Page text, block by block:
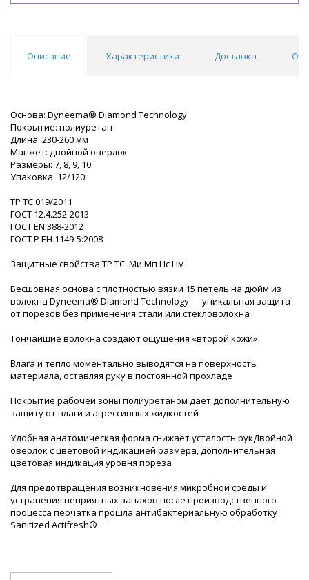
Описание Характеристики Доставка
Основа: Dyneema® Diamond Technology
Покрытие: полиуретан
Длина: 230-260 мм
Манжет: двойной оверлок
Размеры: 7, 8, 9, 10
Упаковка: 12/120
ТР ТС 019/2011
ГОСТ 12.4.252-2013
ГОСТ ЕN 388-2012
ГОСТ Р ЕН 1149-5:2008
Защитные свойства ТР ТС: Ми Мп Нс Нм
Бесшовная основа с плотностью вязки 15 петель на дюйм из
волокна Dyneema® Diamond Technology — уникальная защита
от порезов без применения стали или стекловолокна
Тончайшие волокна создают ощущения «второй кожи»
Влага и тепло моментально выводятся на поверхность
материала, оставляя руку в постоянной прохладе
Покрытие рабочей зоны полиуретаном дает дополнительную
защиту от влаги и агрессивных жидкостей
Удобная анатомическая форма снижает усталость рукДвойной
оверлок с цветовой индикацией размера, дополнительная
цветовая индикация уровня пореза
Для предотвращения возникновения микробной среды и
устранения неприятных запахов после производственного
процесса перчатка прошла антибактериальную обработку
Sanitized Actifresh®